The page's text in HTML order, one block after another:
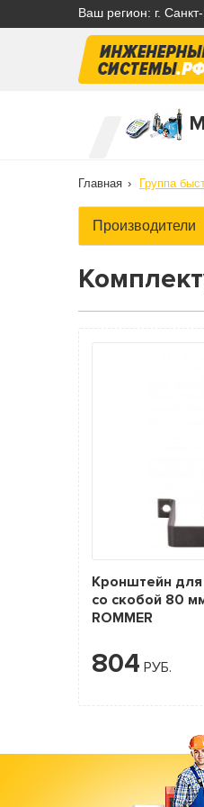
Ваш регион: г.
Главная Группа
Производители
Кронштейн
со скобой 80
ROMMER
804 РУБ.